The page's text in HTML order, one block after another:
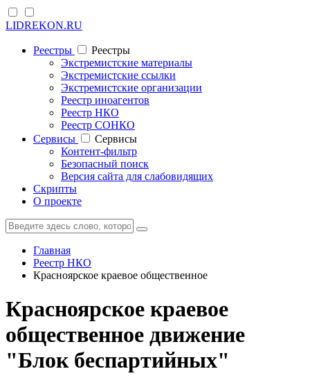
LIDREKON.RU
Реестры
Реестры
Экстремистские материалы
Экстремистские ссылки
Экстремистские организации
Реестр иноагентов
Реестр НКО
Реестр СОНКО
Cервисы
Cервисы
Контент-фильтр
Безопасный поиск
Версия сайта для слабовидящих
Скрипты
О проекте
Главная
Реестр НКО
Красноярское краевое общественное
Красноярское краевое
общественное движение
"Блок беспартийных"